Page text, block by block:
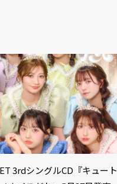
3rdシングルCD『キュート